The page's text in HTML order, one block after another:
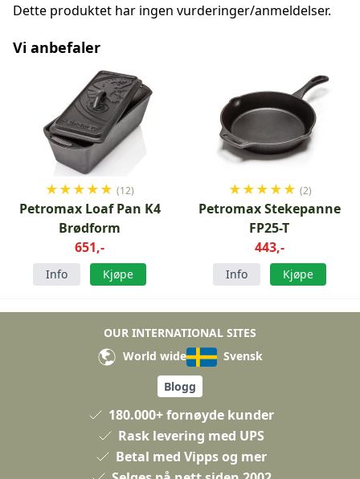
Dette produktet har ingen vurderinger/anmeldelser.
Vi anbefaler
★★★★★ (12)
Petromax Loaf Pan K4
Brødform
651,-
Info Kjøpe
★★★★★ (2)
Petromax Stekepanne
FP25-T
443,-
Info Kjøpe
OUR INTERNATIONAL SITES
World wide
Svensk
Blogg
180.000+ fornøyde kunder
Rask levering med UPS
Betal med Vipps og mer